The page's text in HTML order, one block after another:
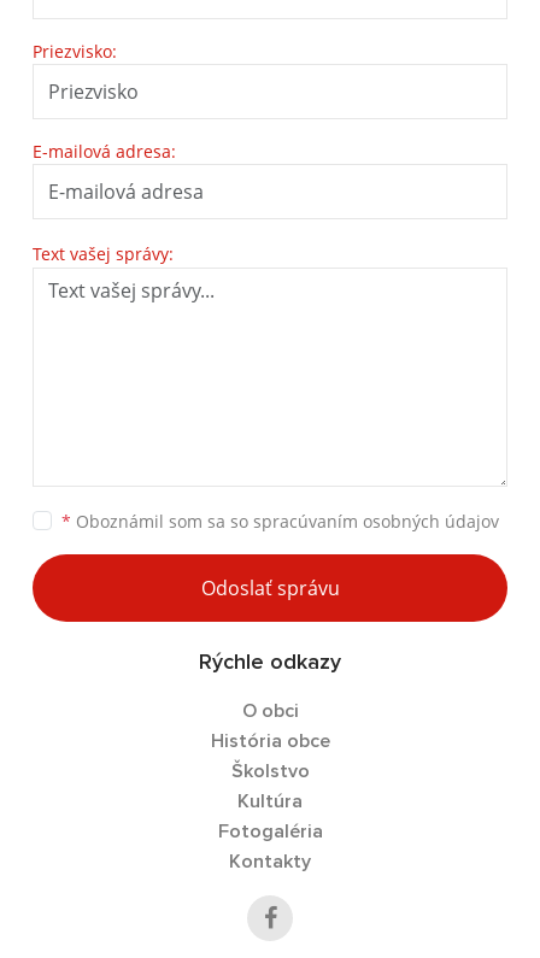
Priezvisko:
E-mailová adresa:
Text vašej správy:
* Oboznámil som sa so spracúvaním osobných údajov
Odoslať správu
Rýchle odkazy
O obci
História obce
Školstvo
Kultúra
Fotogaléria
Kontakty